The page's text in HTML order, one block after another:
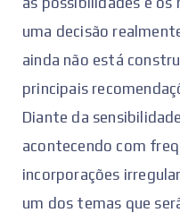
uma decisão
ainda não está
principais
Diante da
acontecendo com
incorporações
um dos temas que